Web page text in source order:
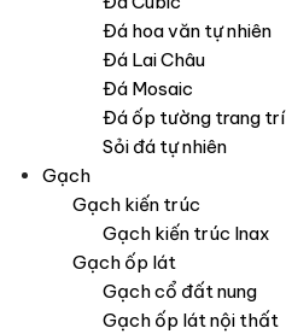
Đá hoa văn tự nhiên
Đá Lai Châu
Đá Mosaic
Đá ốp tường trang trí
Sỏi đá tự nhiên
Gạch
Gạch kiến trúc
Gạch kiến trúc Inax
Gạch ốp lát
Gạch cổ đất nung
Gạch ốp lát nội thất